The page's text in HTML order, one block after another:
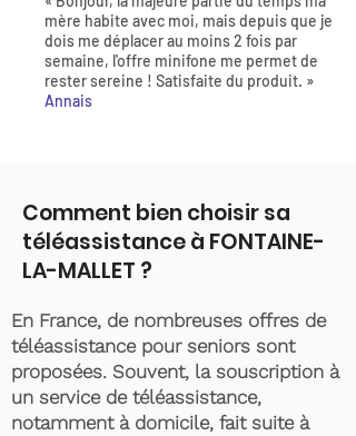
mère habite avec moi, mais depuis que je
dois me déplacer au moins 2 fois par
semaine, l'offre minifone me permet de
rester sereine ! Satisfaite du produit. »
Annais
Comment bien choisir sa
téléassistance à FONTAINE-
LA-MALLET ?
En France, de nombreuses offres de
téléassistance pour seniors sont
proposées. Souvent, la souscription à
un service de téléassistance,
notamment à domicile, fait suite à